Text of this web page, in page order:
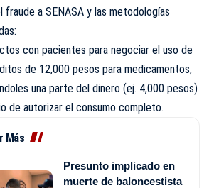
fraude a SENASA y las metodologías
con pacientes para negociar el uso de
de 12,000 pesos para medicamentos,
una parte del dinero (ej. 4,000 pesos)
de autorizar el consumo completo.
Más
Presunto implicado en
muerte de baloncestista